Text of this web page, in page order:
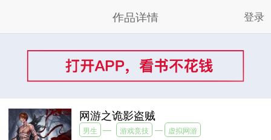
作品详情 登录
网游之诡影盗贼
男生 游戏竞技 虚拟网游